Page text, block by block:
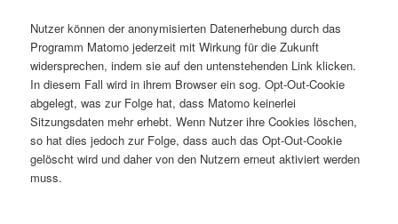
Nutzer können der anonymisierten Datenerhebung durch das
Programm Matomo jederzeit mit Wirkung für die Zukunft
widersprechen, indem sie auf den untenstehenden Link klicken.
In diesem Fall wird in ihrem Browser ein sog. Opt-Out-Cookie
abgelegt, was zur Folge hat, dass Matomo keinerlei
Sitzungsdaten mehr erhebt. Wenn Nutzer ihre Cookies löschen,
so hat dies jedoch zur Folge, dass auch das Opt-Out-Cookie
gelöscht wird und daher von den Nutzern erneut aktiviert werden
muss.